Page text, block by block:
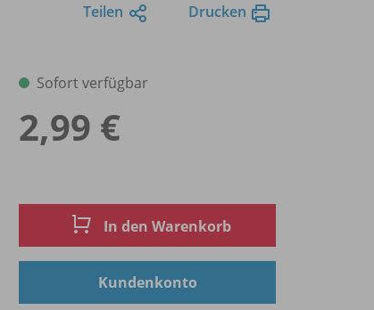
Teilen Drucken
Sofort verfügbar
2,99 €
In den Warenkorb
Kundenkonto